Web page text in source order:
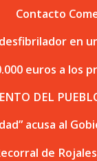
Contacto
en
euros a los
DEL
acusa al
de